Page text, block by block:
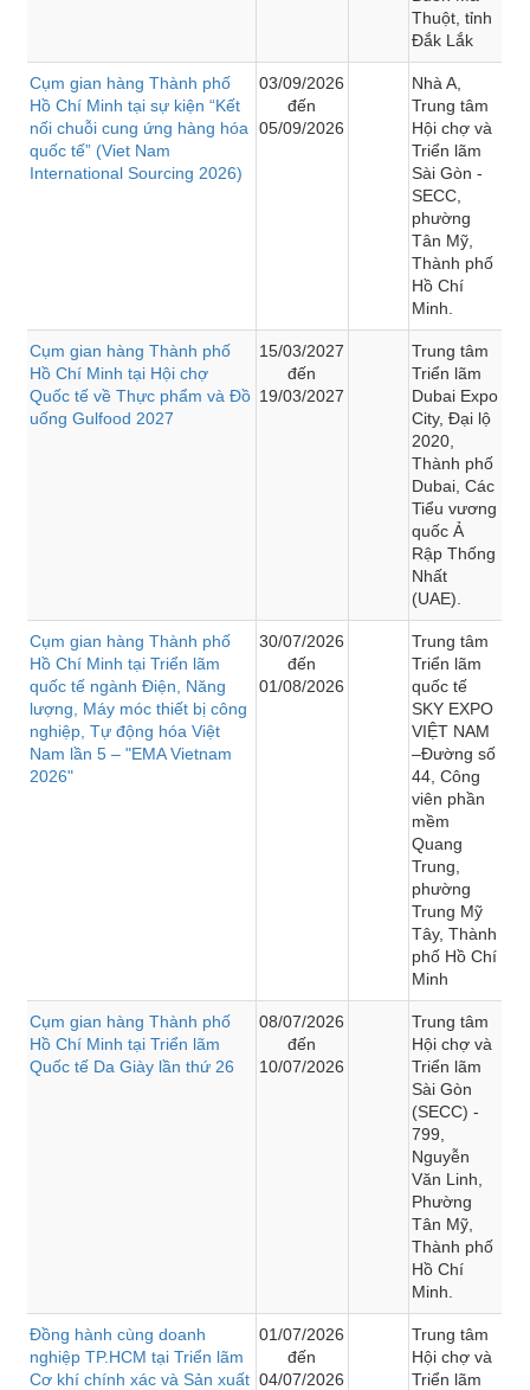
Thuột, tỉnh
Đắk Lắk
Cụm gian hàng Thành phố
Hồ Chí Minh tại sự kiện “Kết
nối chuỗi cung ứng hàng hóa
quốc tế” (Viet Nam
International Sourcing 2026)
03/09/2026
đến
05/09/2026
Nhà A,
Trung tâm
Hội chợ và
Triển lãm
Sài Gòn -
SECC,
phường
Tân Mỹ,
Thành phố
Hồ Chí
Minh.
Cụm gian hàng Thành phố
Hồ Chí Minh tại Hội chợ
Quốc tế về Thực phẩm và Đồ
uống Gulfood 2027
15/03/2027
đến
19/03/2027
Trung tâm
Triển lãm
Dubai Expo
City, Đại lộ
2020,
Thành phố
Dubai, Các
Tiểu vương
quốc Ả
Rập Thống
Nhất
(UAE).
Cụm gian hàng Thành phố
Hồ Chí Minh tại Triển lãm
quốc tế ngành Điện, Năng
lượng, Máy móc thiết bị công
nghiệp, Tự động hóa Việt
Nam lần 5 – "EMA Vietnam
2026"
30/07/2026
đến
01/08/2026
Trung tâm
Triển lãm
quốc tế
SKY EXPO
VIỆT NAM
–Đường số
44, Công
viên phần
mềm
Quang
Trung,
phường
Trung Mỹ
Tây, Thành
phố Hồ Chí
Minh
Cụm gian hàng Thành phố
Hồ Chí Minh tại Triển lãm
Quốc tế Da Giày lần thứ 26
08/07/2026
đến
10/07/2026
Trung tâm
Hội chợ và
Triển lãm
Sài Gòn
(SECC) -
799,
Nguyễn
Văn Linh,
Phường
Tân Mỹ,
Thành phố
Hồ Chí
Minh.
Đồng hành cùng doanh
nghiệp TP.HCM tại Triển lãm
Cơ khí chính xác và Sản xuất
01/07/2026
đến
04/07/2026
Trung tâm
Hội chợ và
Triển lãm